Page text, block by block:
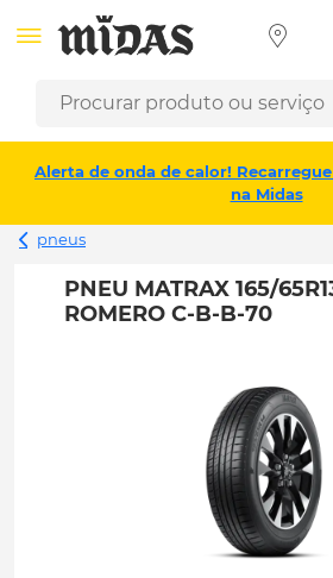
Alerta de onda de calor!
na Midas
pneus
PNEU MATRAX 165/
ROMERO C-B-B-70